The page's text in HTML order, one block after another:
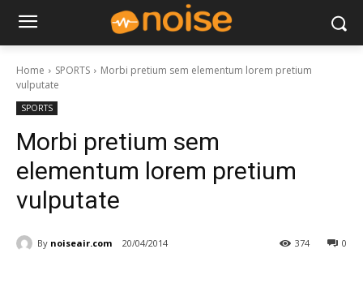
Home SPORTS
Morbi pretium sem elementum lorem pretium
vulputate
SPORTS
Morbi pretium sem
elementum lorem pretium
vulputate
By noiseair.com 20/04/2014 0
374